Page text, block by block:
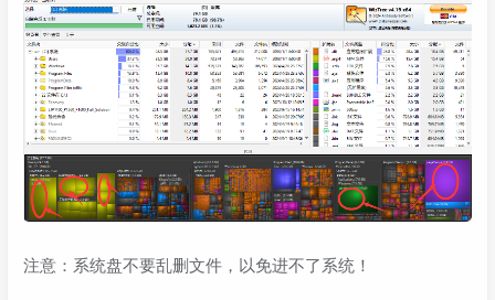
注意：系统盘不要乱删文件，以免进不了系统！